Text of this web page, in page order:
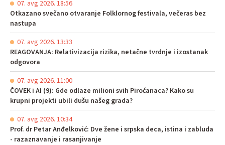
07. avg 2026. 18:56
Otkazano svečano otvaranje Folklornog festivala, večeras bez
nastupa
07. avg 2026. 13:33
REAGOVANJA: Relativizacija rizika, netačne tvrdnje i izostanak
odgovora
07. avg 2026. 11:00
ČOVEK i AI (9): Gde odlaze milioni svih Piroćanaca? Kako su
krupni projekti ubili dušu našeg grada?
07. avg 2026. 10:34
Prof. dr Petar Anđelković: Dve žene i srpska deca, istina i zabluda
- razaznavanje i rasanjivanje